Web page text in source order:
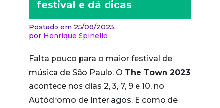
festival e dá dicas
Postado em 25/08/2023,
por Henrique Spinello
Falta pouco para o maior festival de
música de São Paulo. O The Town 2023
acontece nos dias 2, 3, 7, 9 e 10, no
Autódromo de Interlagos. E como de